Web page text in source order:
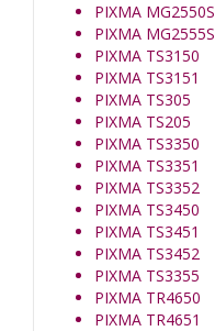
PIXMA MG2550S
PIXMA MG2555S
PIXMA TS3150
PIXMA TS3151
PIXMA TS305
PIXMA TS205
PIXMA TS3350
PIXMA TS3351
PIXMA TS3352
PIXMA TS3450
PIXMA TS3451
PIXMA TS3452
PIXMA TS3355
PIXMA TR4650
PIXMA TR4651